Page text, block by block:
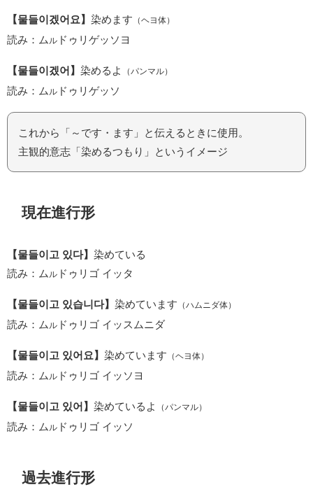
【물들이겠어요】 染めます （ヘヨ体）
読み：ム ル ドゥリゲッソヨ
【물들이겠어】 染めるよ （パンマル）
読み：ム ル ドゥリゲッソ
これから「～です・ます」と伝えるときに使用。
主観的意志「染めるつもり」というイメージ
現在進行形
【물들이고 있다】 染めている
読み：ム ル ドゥリゴ イッタ
【물들이고 있습니다】 染めています （ハムニダ体）
読み：ム ル ドゥリゴ イッスムニダ
【물들이고 있어요】 染めています （ヘヨ体）
読み：ム ル ドゥリゴ イッソヨ
【물들이고 있어】 染めているよ （パンマル）
読み：ム ル ドゥリゴ イッソ
過去進行形